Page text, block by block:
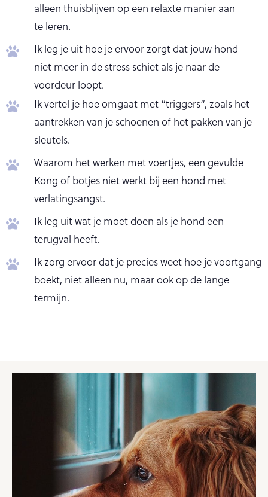
alleen thuisblijven op een relaxte manier aan
te leren.
Ik leg je uit hoe je ervoor zorgt dat jouw hond
niet meer in de stress schiet als je naar de
voordeur loopt.
Ik vertel je hoe omgaat met “triggers”, zoals het
aantrekken van je schoenen of het pakken van je
sleutels.
Waarom het werken met voertjes, een gevulde
Kong of botjes niet werkt bij een hond met
verlatingsangst.
Ik leg uit wat je moet doen als je hond een
terugval heeft.
Ik zorg ervoor dat je precies weet hoe je voortgang
boekt, niet alleen nu, maar ook op de lange
termijn.